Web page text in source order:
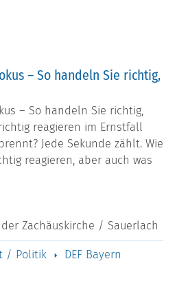
– So handeln Sie richtig,
– So handeln Sie richtig,
reagieren im Ernstfall
Jede Sekunde zählt. Wie
reagieren, aber auch was
Zachäuskirche / Sauerlach
/ Politik
DEF Bayern